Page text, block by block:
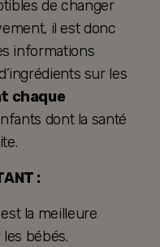
de changer
il est donc
informations
sur les
chaque
dont la santé
:
la meilleure
bébés.